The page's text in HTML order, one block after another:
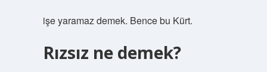
işe yaramaz demek. Bence bu Kürt.
Rızsız ne demek?